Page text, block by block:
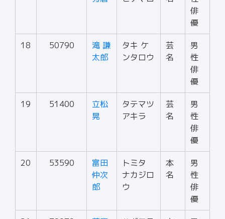
俳
優
18 50790
滝 謙
太郎
タキ ケ
ンタロウ
芸
名
男
性
俳
優
19 51400
立松
晃
タテマツ
アキラ
芸
名
男
性
俳
優
20 53590
富田
仲次
郎
トミタ
ナカジロ
ウ
本
名
男
性
俳
優